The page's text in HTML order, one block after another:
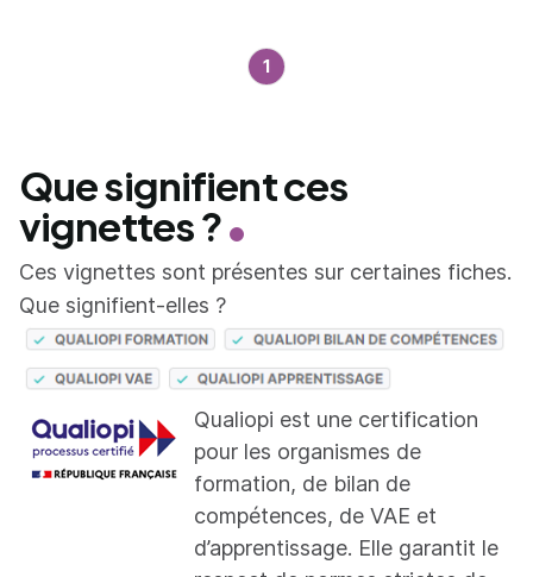
1
Que signifient ces
vignettes ?
Ces vignettes sont présentes sur certaines fiches.
Que signifient-elles ?
Qualiopi est une certification
pour les organismes de
formation, de bilan de
compétences, de VAE et
d’apprentissage. Elle garantit le